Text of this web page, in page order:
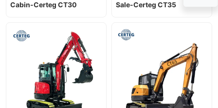
Cabin-Certeg CT30
Sale-Certeg CT35